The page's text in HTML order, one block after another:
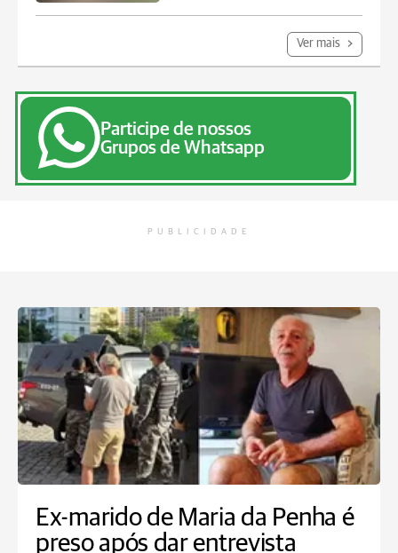
Ver mais
Participe de nossos
Grupos de Whatsapp
PUBLICIDADE
Ex-marido de Maria da Penha é
preso após dar entrevista